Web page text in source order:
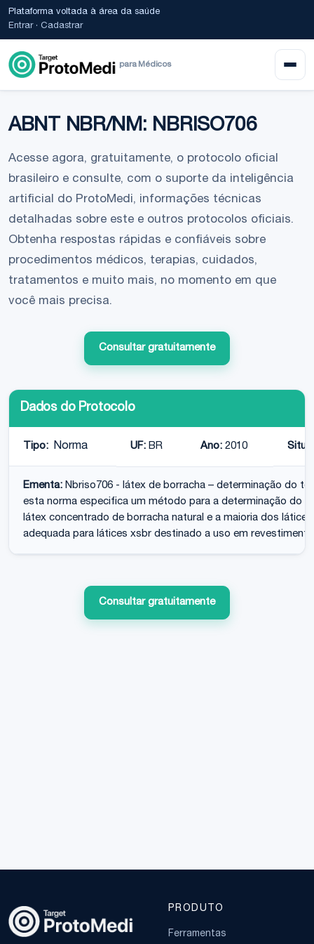
Plataforma voltada à área da saúde
Entrar· Cadastrar
para Médicos
ABNT NBR/NM: NBRISO706
Acesse agora, gratuitamente, o protocolo oficial
brasileiro e consulte, com o suporte da inteligência
artificial do ProtoMedi, informações técnicas
detalhadas sobre este e outros protocolos oficiais.
Obtenha respostas rápidas e confiáveis sobre
procedimentos médicos, terapias, cuidados,
tratamentos e muito mais, no momento em que
você mais precisa.
Consultar gratuitamente
Dados do Protocolo
Tipo: Norma UF: BR Ano: 2010
Ementa: Nbriso706 - látex de borracha – determinação do
esta norma especifica um método para a determinação do
látex concentrado de borracha natural e a maioria dos
adequada para látices xsbr destinado a uso em
Consultar gratuitamente
PRODUTO
Ferramentas